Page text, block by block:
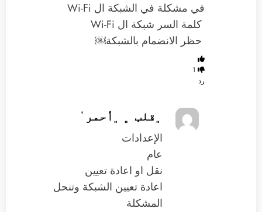
‏في مشكلة في الشبكة ال Wi-Fi
‏ ‏كلمة السر شبكة ال Wi-Fi
‏ ‏‏حظر الانضمام بالشبكة￼
1
رد
﮼قلب ﮼ ﮼أحمر ٰ
الإعدادات
عام
نقل او اعادة تعيين
اعادة تعيين الشبكة وتنحل
المشكلة